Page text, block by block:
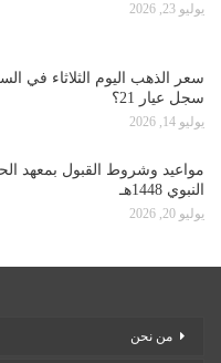
يوليو 23, 2026
سعر الذهب اليوم الثلاثاء في
سجل عيار 21؟
يوليو 14, 2026
مواعيد وشروط القبول بمعهد
النبوي 1448هـ
يوليو 20, 2026
من نحن